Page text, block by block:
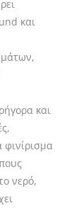
και
και
νερό,